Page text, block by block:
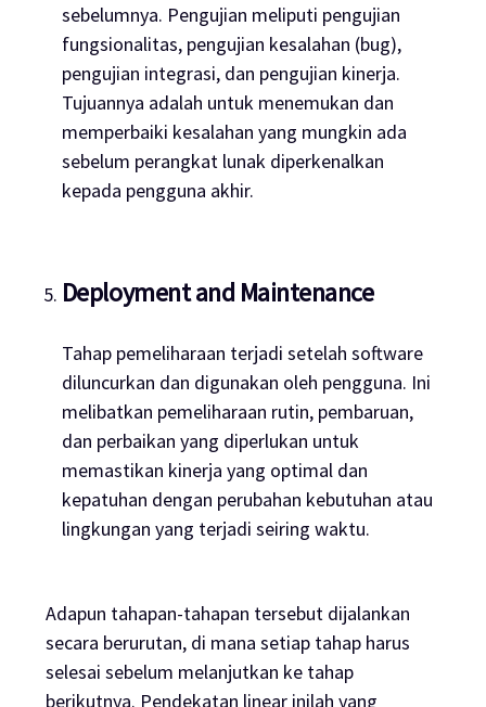
sebelumnya. Pengujian meliputi pengujian
fungsionalitas, pengujian kesalahan (bug),
pengujian integrasi, dan pengujian kinerja.
Tujuannya adalah untuk menemukan dan
memperbaiki kesalahan yang mungkin ada
sebelum perangkat lunak diperkenalkan
kepada pengguna akhir.
Deployment and Maintenance
Tahap pemeliharaan terjadi setelah software
diluncurkan dan digunakan oleh pengguna. Ini
melibatkan pemeliharaan rutin, pembaruan,
dan perbaikan yang diperlukan untuk
memastikan kinerja yang optimal dan
kepatuhan dengan perubahan kebutuhan atau
lingkungan yang terjadi seiring waktu.
Adapun tahapan-tahapan tersebut dijalankan
secara berurutan, di mana setiap tahap harus
selesai sebelum melanjutkan ke tahap
berikutnya. Pendekatan linear inilah yang